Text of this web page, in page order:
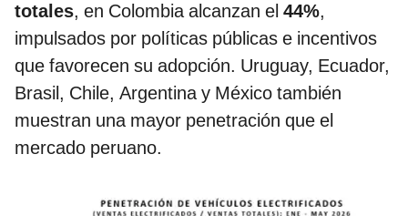
totales, en Colombia alcanzan el 44%,
impulsados por políticas públicas e incentivos
que favorecen su adopción. Uruguay, Ecuador,
Brasil, Chile, Argentina y México también
muestran una mayor penetración que el
mercado peruano.